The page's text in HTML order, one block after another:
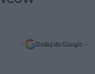
Dodaj do Google